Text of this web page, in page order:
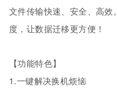
文件传输快速、安全、高
度，让数据迁移更方便！
【功能特色】
1.一键解决换机烦恼